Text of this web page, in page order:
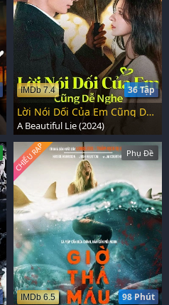
36 Tập
IMDb 7.4
Lời Nói Dối Của Em Cũng Dễ Nghe
A Beautiful Lie (2024)
Phụ Đề
98 Phút
IMDb 6.5
CHIẾU RẠP